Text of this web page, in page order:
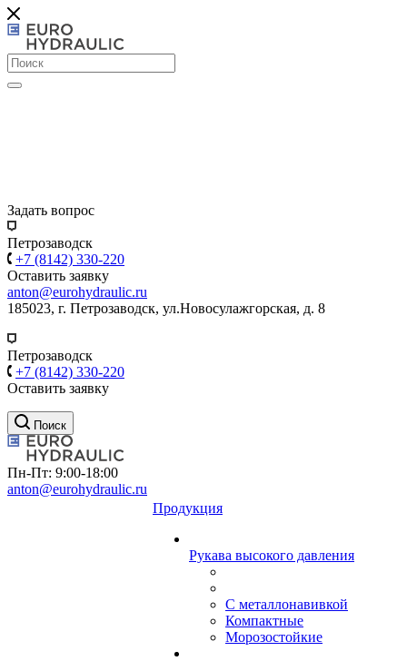
Задать вопрос
Петрозаводск
+7 (8142) 330-220
Оставить заявку
anton@eurohydraulic.ru
185023, г. Петрозаводск, ул.Новосулажгорская, д. 8
Петрозаводск
+7 (8142) 330-220
Оставить заявку
Поиск
Пн-Пт: 9:00-18:00
anton@eurohydraulic.ru
Продукция
Рукава высокого давления
С металлонавивкой
Компактные
Морозостойкие